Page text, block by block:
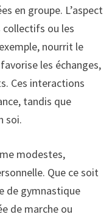
en groupe. L’aspect
collectifs ou les
nourrit le
les échanges,
Ces interactions
tandis que
soi.
modestes,
Que ce soit
de gymnastique
de marche ou